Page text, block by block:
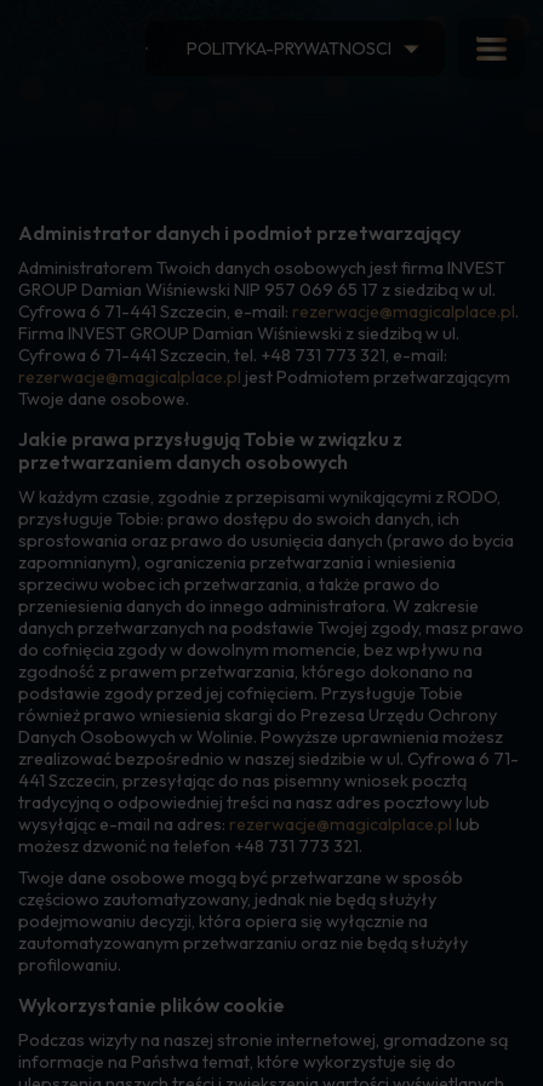
POLITYKA-PRYWATNOSCI
Administrator danych i podmiot przetwarzający
Administratorem Twoich danych osobowych jest firma INVEST
GROUP Damian Wiśniewski NIP 957 069 65 17 z siedzibą w ul.
Cyfrowa 6 71-441 Szczecin, e-mail: rezerwacje@magicalplace.pl.
Firma INVEST GROUP Damian Wiśniewski z siedzibą w ul.
Cyfrowa 6 71-441 Szczecin, tel. +48 731 773 321, e-mail:
rezerwacje@magicalplace.pl jest Podmiotem przetwarzającym
Twoje dane osobowe.
Jakie prawa przysługują Tobie w związku z
przetwarzaniem danych osobowych
W każdym czasie, zgodnie z przepisami wynikającymi z RODO,
przysługuje Tobie: prawo dostępu do swoich danych, ich
sprostowania oraz prawo do usunięcia danych (prawo do bycia
zapomnianym), ograniczenia przetwarzania i wniesienia
sprzeciwu wobec ich przetwarzania, a także prawo do
przeniesienia danych do innego administratora. W zakresie
danych przetwarzanych na podstawie Twojej zgody, masz prawo
do cofnięcia zgody w dowolnym momencie, bez wpływu na
zgodność z prawem przetwarzania, którego dokonano na
podstawie zgody przed jej cofnięciem. Przysługuje Tobie
również prawo wniesienia skargi do Prezesa Urzędu Ochrony
Danych Osobowych w Wolinie. Powyższe uprawnienia możesz
zrealizować bezpośrednio w naszej siedzibie w ul. Cyfrowa 6 71-
441 Szczecin, przesyłając do nas pisemny wniosek pocztą
tradycyjną o odpowiedniej treści na nasz adres pocztowy lub
wysyłając e-mail na adres: rezerwacje@magicalplace.pl lub
możesz dzwonić na telefon +48 731 773 321.
Twoje dane osobowe mogą być przetwarzane w sposób
częściowo zautomatyzowany, jednak nie będą służyły
podejmowaniu decyzji, która opiera się wyłącznie na
zautomatyzowanym przetwarzaniu oraz nie będą służyły
profilowaniu.
Wykorzystanie plików cookie
Podczas wizyty na naszej stronie internetowej, gromadzone są
informacje na Państwa temat, które wykorzystuje się do